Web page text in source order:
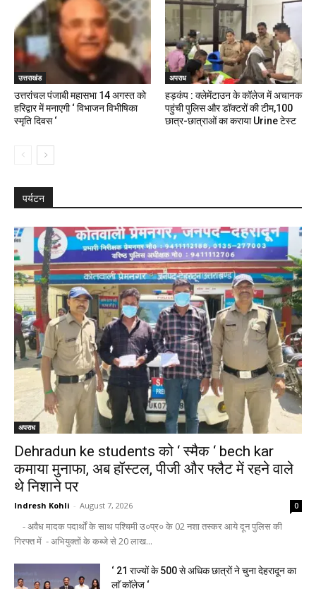
उत्तराखंड
उत्तरांचल पंजाबी महासभा 14 अगस्त को
हरिद्वार में मनाएगी ‘ विभाजन विभीषिका
स्मृति दिवस ‘
अपराध
हड़कंप : क्लेमेंटाउन के कॉलेज में अचानक
पहुंची पुलिस और डॉक्टरों की टीम,100
छात्र-छात्राओं का कराया Urine टेस्ट
पर्यटन
अपराध
Dehradun ke students को ‘ स्मैक ‘ bech kar
कमाया मुनाफा, अब हॉस्टल, पीजी और फ्लैट में रहने वाले
थे निशाने पर
Indresh Kohli - August 7, 2026 0
- अवैध मादक पदार्थों के साथ पश्चिमी उ०प्र० के 02 नशा तस्कर आये दून पुलिस की
गिरफ्त में - अभियुक्तों के कब्जे से 20 लाख...
‘ 21 राज्यों के 500 से अधिक छात्रों ने चुना देहरादून का
लाॅ काॅलेज ‘